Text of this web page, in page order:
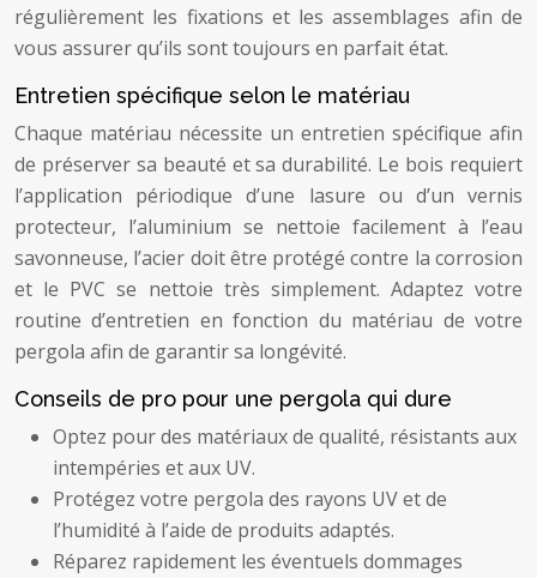
régulièrement les fixations et les assemblages afin de
vous assurer qu’ils sont toujours en parfait état.
Entretien spécifique selon le matériau
Chaque matériau nécessite un entretien spécifique afin
de préserver sa beauté et sa durabilité. Le bois requiert
l’application périodique d’une lasure ou d’un vernis
protecteur, l’aluminium se nettoie facilement à l’eau
savonneuse, l’acier doit être protégé contre la corrosion
et le PVC se nettoie très simplement. Adaptez votre
routine d’entretien en fonction du matériau de votre
pergola afin de garantir sa longévité.
Conseils de pro pour une pergola qui dure
Optez pour des matériaux de qualité, résistants aux
intempéries et aux UV.
Protégez votre pergola des rayons UV et de
l’humidité à l’aide de produits adaptés.
Réparez rapidement les éventuels dommages